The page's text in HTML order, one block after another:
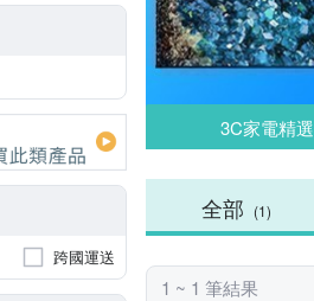
跨國運送
3C家電精選
全部 (1)
1 ~ 1 筆結果